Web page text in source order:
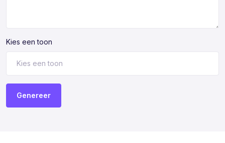
Kies een toon
Genereer